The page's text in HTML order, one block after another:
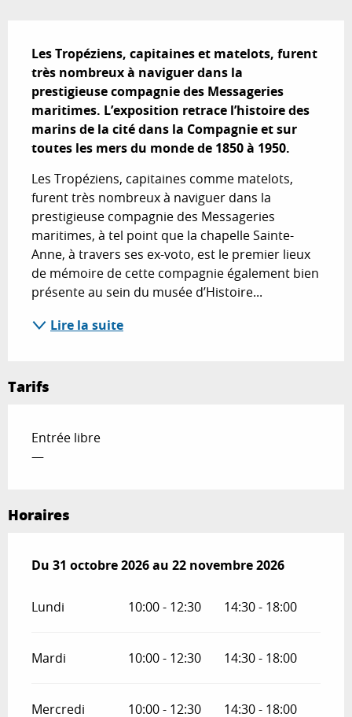
Les Tropéziens, capitaines et matelots, furent
très nombreux à naviguer dans la
prestigieuse compagnie des Messageries
maritimes. L’exposition retrace l’histoire des
marins de la cité dans la Compagnie et sur
toutes les mers du monde de 1850 à 1950.
Les Tropéziens, capitaines comme matelots,
furent très nombreux à naviguer dans la
prestigieuse compagnie des Messageries
maritimes, à tel point que la chapelle Sainte-
Anne, à travers ses ex-voto, est le premier lieux
de mémoire de cette compagnie également bien
présente au sein du musée d’Histoire...
Lire la suite
Tarifs
Entrée libre
—
Horaires
Du 31 octobre 2026au 22 novembre 2026
Du 31 octobre 2026au 22 novembre 2026
Lundi 10:00 - 12:30 14:30 - 18:00
Mardi 10:00 - 12:30 14:30 - 18:00
Mercredi 10:00 - 12:30 14:30 - 18:00